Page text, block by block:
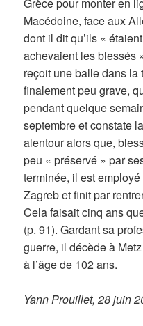
Grèce pour monter en
Macédoine, face aux
dont il dit qu’ils «
achevaient les blessés
reçoit une balle dans la
finalement peu grave,
pendant quelque
septembre et constate
alentour alors que,
peu « préservé » par
terminée, il est
Zagreb et finit par
Cela faisait cinq ans
(p. 91). Gardant sa
guerre, il décède à
à l’âge de 102 ans.
Yann Prouillet, 28 juin